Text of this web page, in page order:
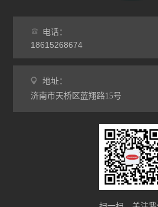
电话：
18615268674
地址：
济南市天桥区蓝翔路15号